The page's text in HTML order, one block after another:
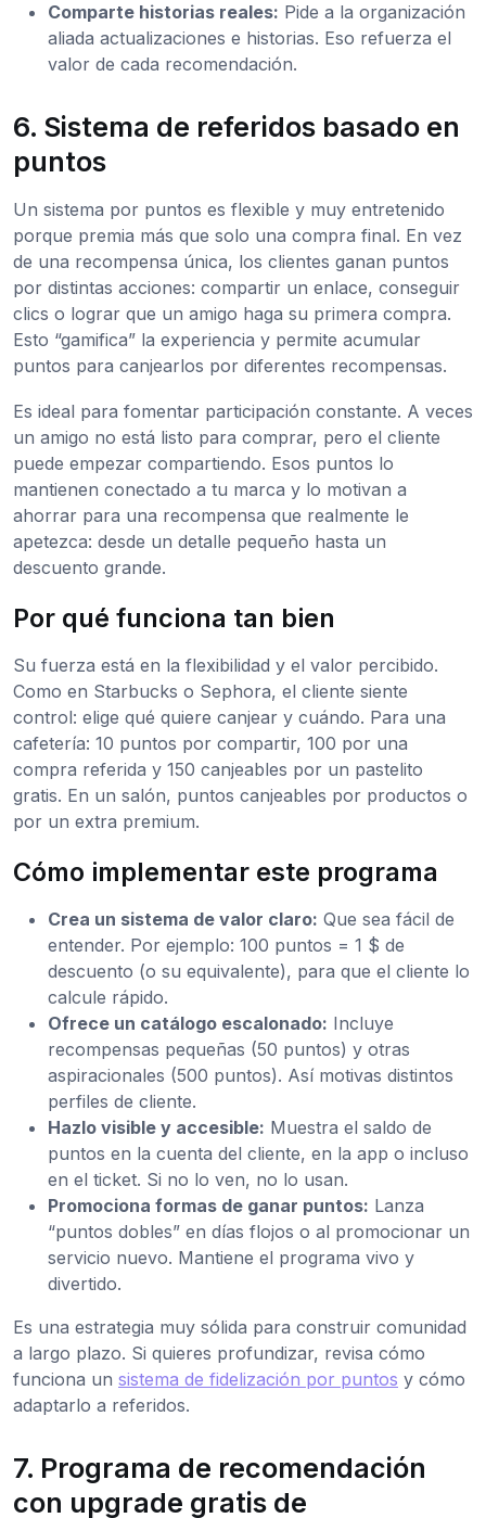
Comparte historias reales: Pide a la organización
aliada actualizaciones e historias. Eso refuerza el
valor de cada recomendación.
6. Sistema de referidos basado en
puntos
Un sistema por puntos es flexible y muy entretenido
porque premia más que solo una compra final. En vez
de una recompensa única, los clientes ganan puntos
por distintas acciones: compartir un enlace, conseguir
clics o lograr que un amigo haga su primera compra.
Esto “gamifica” la experiencia y permite acumular
puntos para canjearlos por diferentes recompensas.
Es ideal para fomentar participación constante. A veces
un amigo no está listo para comprar, pero el cliente
puede empezar compartiendo. Esos puntos lo
mantienen conectado a tu marca y lo motivan a
ahorrar para una recompensa que realmente le
apetezca: desde un detalle pequeño hasta un
descuento grande.
Por qué funciona tan bien
Su fuerza está en la flexibilidad y el valor percibido.
Como en Starbucks o Sephora, el cliente siente
control: elige qué quiere canjear y cuándo. Para una
cafetería: 10 puntos por compartir, 100 por una
compra referida y 150 canjeables por un pastelito
gratis. En un salón, puntos canjeables por productos o
por un extra premium.
Cómo implementar este programa
Crea un sistema de valor claro: Que sea fácil de
entender. Por ejemplo: 100 puntos = 1 $ de
descuento (o su equivalente), para que el cliente lo
calcule rápido.
Ofrece un catálogo escalonado: Incluye
recompensas pequeñas (50 puntos) y otras
aspiracionales (500 puntos). Así motivas distintos
perfiles de cliente.
Hazlo visible y accesible: Muestra el saldo de
puntos en la cuenta del cliente, en la app o incluso
en el ticket. Si no lo ven, no lo usan.
Promociona formas de ganar puntos: Lanza
“puntos dobles” en días flojos o al promocionar un
servicio nuevo. Mantiene el programa vivo y
divertido.
Es una estrategia muy sólida para construir comunidad
a largo plazo. Si quieres profundizar, revisa cómo
funciona un sistema de fidelización por puntos y cómo
adaptarlo a referidos.
7. Programa de recomendación
con upgrade gratis de